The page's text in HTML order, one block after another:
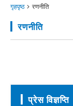
गृहपृष्ठ रणनीति
रणनीति
प्रेस विज्ञप्ति